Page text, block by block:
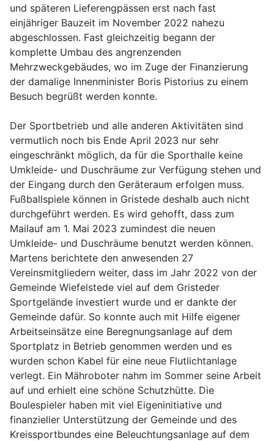
und späteren Lieferengpässen erst nach fast
einjähriger Bauzeit im November 2022 nahezu
abgeschlossen. Fast gleichzeitig begann der
komplette Umbau des angrenzenden
Mehrzweckgebäudes, wo im Zuge der Finanzierung
der damalige Innenminister Boris Pistorius zu einem
Besuch begrüßt werden konnte.
Der Sportbetrieb und alle anderen Aktivitäten sind
vermutlich noch bis Ende April 2023 nur sehr
eingeschränkt möglich, da für die Sporthalle keine
Umkleide- und Duschräume zur Verfügung stehen und
der Eingang durch den Geräteraum erfolgen muss.
Fußballspiele können in Gristede deshalb auch nicht
durchgeführt werden. Es wird gehofft, dass zum
Mailauf am 1. Mai 2023 zumindest die neuen
Umkleide- und Duschräume benutzt werden können.
Martens berichtete den anwesenden 27
Vereinsmitgliedern weiter, dass im Jahr 2022 von der
Gemeinde Wiefelstede viel auf dem Gristeder
Sportgelände investiert wurde und er dankte der
Gemeinde dafür. So konnte auch mit Hilfe eigener
Arbeitseinsätze eine Beregnungsanlage auf dem
Sportplatz in Betrieb genommen werden und es
wurden schon Kabel für eine neue Flutlichtanlage
verlegt. Ein Mähroboter nahm im Sommer seine Arbeit
auf und erhielt eine schöne Schutzhütte. Die
Boulespieler haben mit viel Eigeninitiative und
finanzieller Unterstützung der Gemeinde und des
Kreissportbundes eine Beleuchtungsanlage auf dem